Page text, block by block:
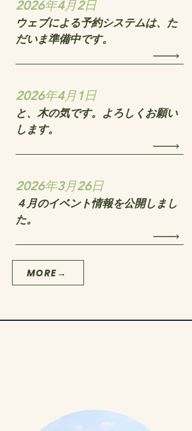
2026年4月2日
ウェブによる予約システムは、た
だいま準備中です。
2026年4月1日
と、木の気です。よろしくお願い
します。
2026年3月26日
４月のイベント情報を公開しまし
た。
MORE→